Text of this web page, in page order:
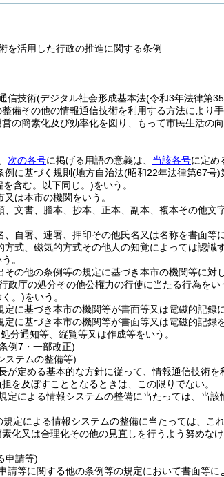
を活用した行政の推進に関する条例
信技術(デジタル社会形成基本法(令和3年法律第
備その他の情報通信技術を利用する方法により
の簡素化及び効率化を図り、もって市民生活の
次の各号に掲げる用語の意義は、 当該各号に定め
に基づく規則 (地方自治法(昭和22年法律第67号)
含む。以下同じ。)をいう。
は本市の機関をいう。
文書、謄本、抄本、正本、副本、複本その他文
自署、連署、押印その他氏名又は名称を書面等
式、磁気的方式その他人の知覚によっては認識
。
の他の条例等の規定に基づき本市の機関等に対
政庁の処分その他公権力の行使に当たる行為をい
。)をいう。
に基づき本市の機関等が書面等又は電磁的記録
に基づき本市の機関等が書面等又は電磁的記録
分通知等、縦覧等又は作成等をいう。
例7・一部改正)
ステムの整備等)
が定める基本的な方針に従って、情報通信技術
を及ぼすこととなるときは、この限りでない。
定による情報システムの整備に当たっては、当
規定による情報システムの整備に当たっては、こ
化又は合理化その他の見直しを行うよう努めなけ
申請等)
請等に関する他の条例等の規定において書面等